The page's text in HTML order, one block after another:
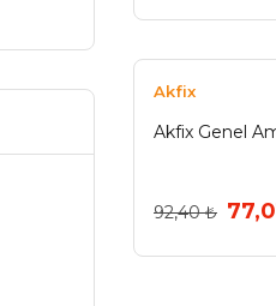
Akfix
Akfix Genel
92,40 ₺